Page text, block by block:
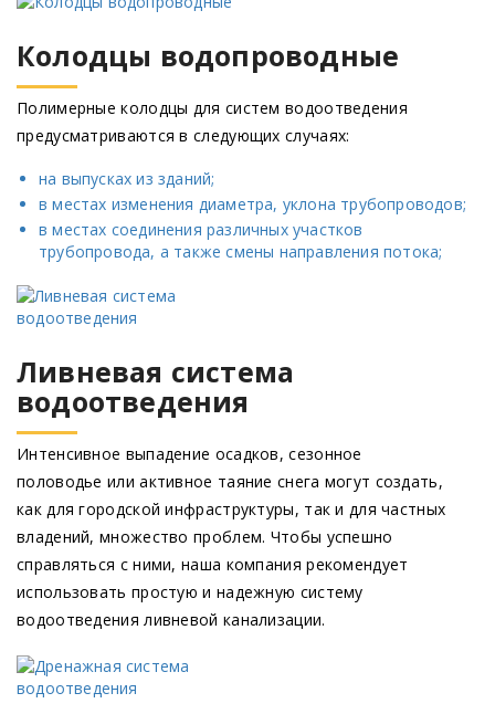
Колодцы водопроводные
Полимерные колодцы для систем водоотведения
предусматриваются в следующих случаях:
на выпусках из зданий;
в местах изменения диаметра, уклона трубопроводов;
в местах соединения различных участков
трубопровода, а также смены направления потока;
Ливневая система
водоотведения
Интенсивное выпадение осадков, сезонное
половодье или активное таяние снега могут создать,
как для городской инфраструктуры, так и для частных
владений, множество проблем. Чтобы успешно
справляться с ними, наша компания рекомендует
использовать простую и надежную систему
водоотведения ливневой канализации.